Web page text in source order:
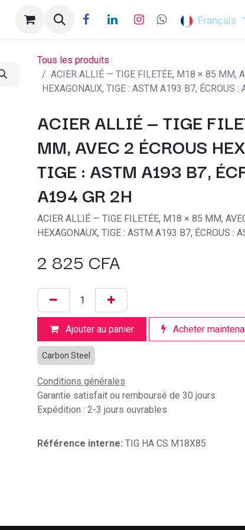
Rendez-vous Français
Tous les produits
ACIER ALLIÉ — TIGE FILETÉE, M18 × 85 MM,
HEXAGONAUX, TIGE : ASTM A193 B7, ÉCROUS :
ACIER ALLIÉ — TIGE
MM, AVEC 2 ÉCROUS
TIGE : ASTM A193 B7,
A194 GR 2H
ACIER ALLIÉ — TIGE FILETÉE, M18 × 85 MM,
HEXAGONAUX, TIGE : ASTM A193 B7, ÉCROUS :
2 825 CFA
Ajouter au panier Acheter
Carbon Steel
Conditions générales
Garantie satisfait ou remboursé de 30 jours
Expédition : 2-3 jours ouvrables
Référence interne: TIG HA CS M18X85